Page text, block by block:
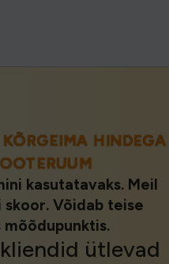
KÕRGEIMA HINDEGA
kasutatavaks. Meil
Võidab teise
ütlevad